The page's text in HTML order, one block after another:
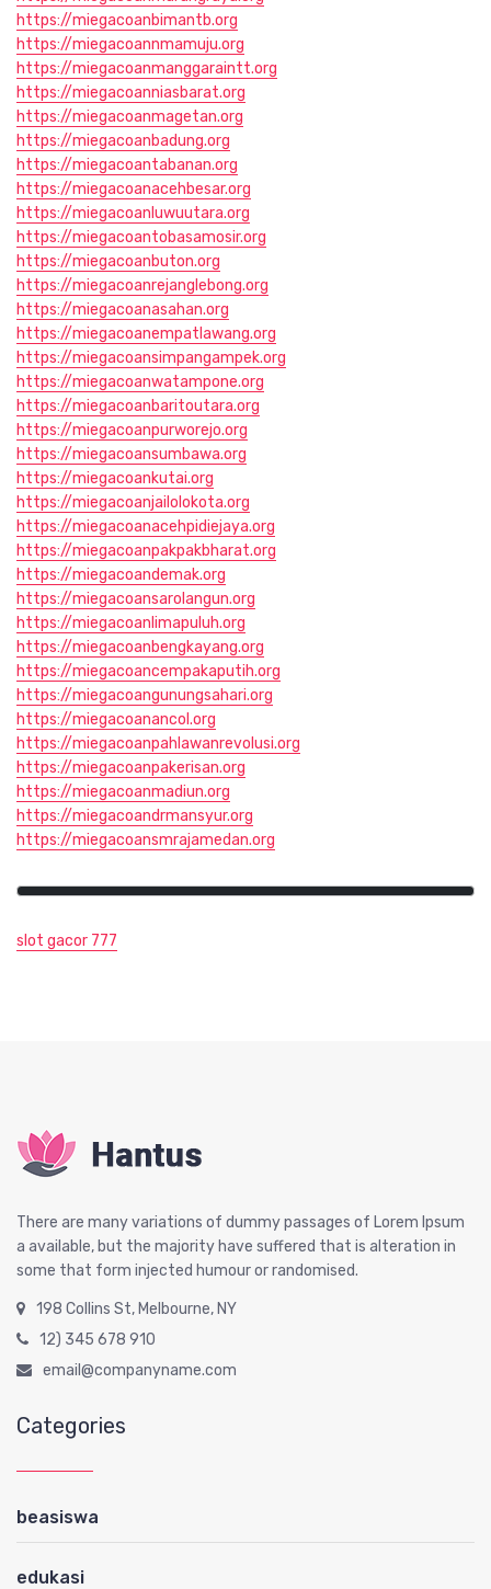
https://miegacoanbimantb.org
https://miegacoannmamuju.org
https://miegacoanmanggaraintt.org
https://miegacoanniasbarat.org
https://miegacoanmagetan.org
https://miegacoanbadung.org
https://miegacoantabanan.org
https://miegacoanacehbesar.org
https://miegacoanluwuutara.org
https://miegacoantobasamosir.org
https://miegacoanbuton.org
https://miegacoanrejanglebong.org
https://miegacoanasahan.org
https://miegacoanempatlawang.org
https://miegacoansimpangampek.org
https://miegacoanwatampone.org
https://miegacoanbaritoutara.org
https://miegacoanpurworejo.org
https://miegacoansumbawa.org
https://miegacoankutai.org
https://miegacoanjailolokota.org
https://miegacoanacehpidiejaya.org
https://miegacoanpakpakbharat.org
https://miegacoandemak.org
https://miegacoansarolangun.org
https://miegacoanlimapuluh.org
https://miegacoanbengkayang.org
https://miegacoancempakaputih.org
https://miegacoangunungsahari.org
https://miegacoanancol.org
https://miegacoanpahlawanrevolusi.org
https://miegacoanpakerisan.org
https://miegacoanmadiun.org
https://miegacoandrmansyur.org
https://miegacoansmrajamedan.org
slot gacor 777
There are many variations of dummy passages of Lorem Ipsum
a available, but the majority have suffered that is alteration in
some that form injected humour or randomised.
198 Collins St, Melbourne, NY
12) 345 678 910
email@companyname.com
Categories
beasiswa
edukasi